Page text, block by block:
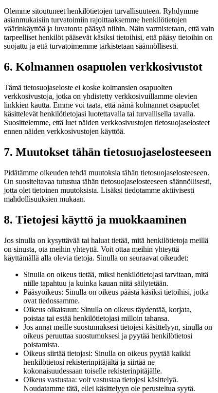
Olemme sitoutuneet henkilötietojen turvallisuuteen. Ryhdymme
asianmukaisiin turvatoimiin rajoittaaksemme henkilötietojen
väärinkäyttöä ja luvatonta pääsyä niihin. Näin varmistetaan, että vain
tarpeelliset henkilöt pääsevät käsiksi tietoihisi, että pääsy tietoihin on
suojattu ja että turvatoimemme tarkistetaan säännöllisesti.
6. Kolmannen osapuolen verkkosivustot
Tämä tietosuojaseloste ei koske kolmansien osapuolten
verkkosivustoja, jotka on yhdistetty verkkosivuillamme olevien
linkkien kautta. Emme voi taata, että nämä kolmannet osapuolet
käsittelevät henkilötietojasi luotettavalla tai turvallisella tavalla.
Suosittelemme, että luet näiden verkkosivustojen tietosuojaselosteet
ennen näiden verkkosivustojen käyttöä.
7. Muutokset tähän tietosuojaselosteeseen
Pidätämme oikeuden tehdä muutoksia tähän tietosuojaselosteeseen.
On suositeltavaa tutustua tähän tietosuojaselosteeseen säännöllisesti,
jotta olet tietoinen muutoksista. Lisäksi tiedotamme aktiivisesti
mahdollisuuksien mukaan.
8. Tietojesi käyttö ja muokkaaminen
Jos sinulla on kysyttävää tai haluat tietää, mitä henkilötietoja meillä
on sinusta, ota meihin yhteyttä. Voit ottaa meihin yhteyttä
käyttämällä alla olevia tietoja. Sinulla on seuraavat oikeudet:
Sinulla on oikeus tietää, miksi henkilötietojasi tarvitaan, mitä
niille tapahtuu ja kuinka kauan niitä säilytetään.
Pääsyoikeus: Sinulla on oikeus päästä käsiksi tietoihisi, jotka
ovat tiedossamme.
Oikeus oikaisuun: Sinulla on oikeus täydentää, korjata,
poistaa tai estää henkilötietojasi milloin tahansa.
Jos annat meille suostumuksesi tietojesi käsittelyyn, sinulla on
oikeus peruuttaa suostumuksesi ja pyytää henkilötietosi
poistamista.
Oikeus siirtää tietojasi: Sinulla on oikeus pyytää kaikki
henkilötietosi rekisterinpitäjältä ja siirtää ne
kokonaisuudessaan toiselle rekisterinpitäjälle.
Oikeus vastustaa: voit vastustaa tietojesi käsittelyä.
Noudatamme tätä, ellei käsittelyyn ole perusteltua syytä.